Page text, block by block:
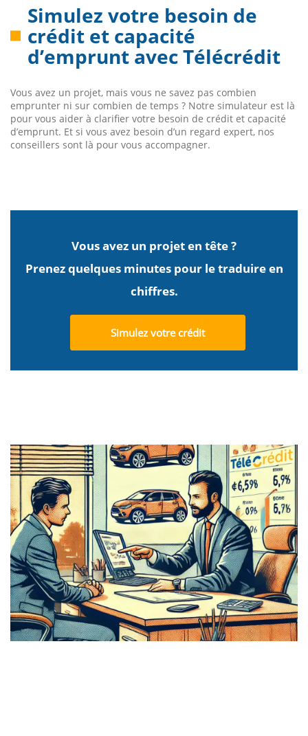
Simulez votre besoin de
crédit et capacité
d’emprunt avec Télécrédit
Vous avez un projet, mais vous ne savez pas combien
emprunter ni sur combien de temps ? Notre simulateur est là
pour vous aider à clarifier votre besoin de crédit et capacité
d’emprunt. Et si vous avez besoin d’un regard expert, nos
conseillers sont là pour vous accompagner.
Vous avez un projet en tête ?
Prenez quelques minutes pour le traduire en
chiffres.
Simulez votre crédit